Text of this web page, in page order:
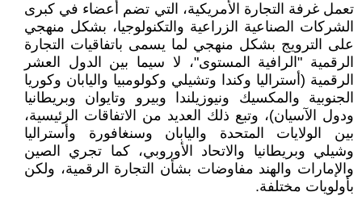
تعمل غرفة التجارة الأمريكية، التي تضم أعضاء في كبرى
الشركات الصناعية الزراعية والتكنولوجيا، بشكل منهجي
على الترويج بشكل منهجي لما يسمى باتفاقيات التجارة
الرقمية "الرافية المستوى"، لا سيما بين الدول العشر
الرقمية (أستراليا وكندا وتشيلي وكولومبيا واليابان وكوريا
الجنوبية والمكسيك ونيوزيلندا وبيرو وتايوان وبريطانيا
ودول الآسيان)، وتبع ذلك العديد من الاتفاقات الرئيسية،
بين الولايات المتحدة واليابان وسنغافورة وأستراليا
وشيلي وبريطانيا والاتحاد الأوروبي، كما تجري الصين
والإمارات والهند مفاوضات بشأن التجارة الرقمية، ولكن
بأولويات مختلفة.